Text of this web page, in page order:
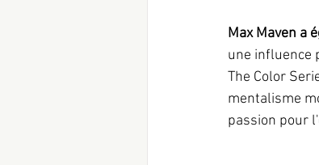
Max Maven a
une influence
The Color
mentalisme
passion pour